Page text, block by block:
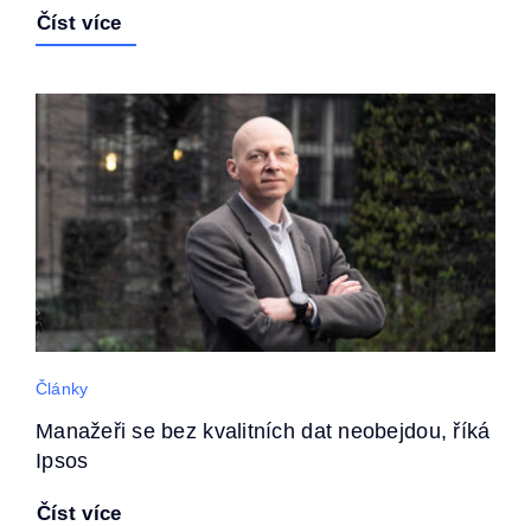
Číst více
Články
Manažeři se bez kvalitních dat neobejdou, říká
Ipsos
Číst více